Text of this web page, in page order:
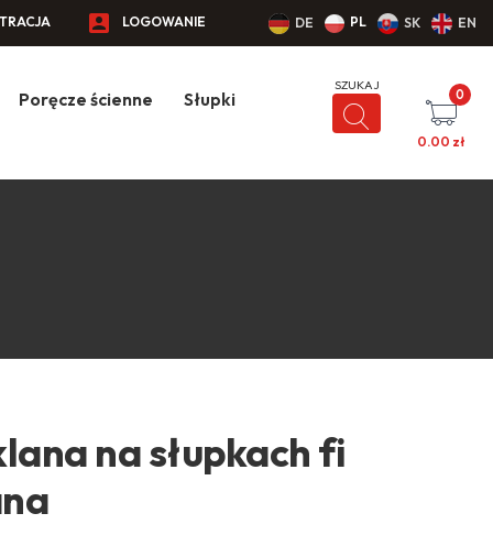
LOGOWANIE DE PL SK EN
Poręcze ścienne Słupki 0
0.00 zł
na słupkach fi